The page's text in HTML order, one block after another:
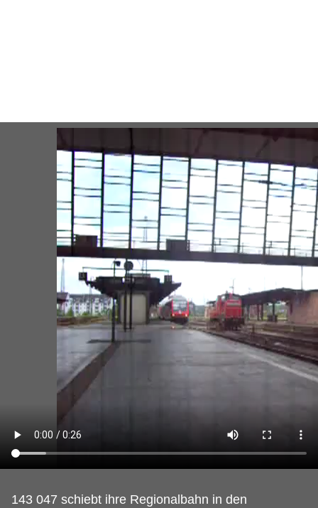
143 047 schiebt ihre Regionalbahn in den